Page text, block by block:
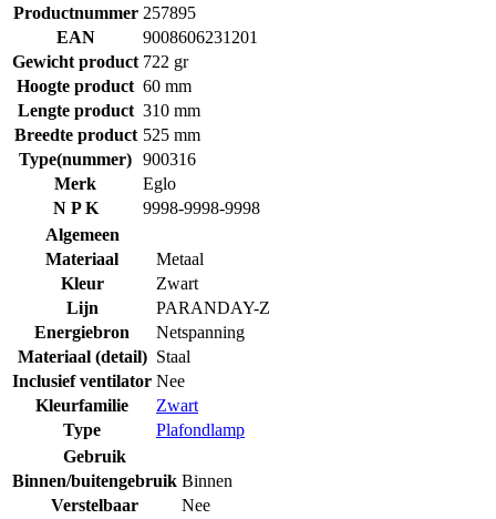
Productnummer 257895
EAN
9008606231201
Gewicht product 722 gr
Hoogte product 60 mm
Lengte product 310 mm
Breedte product 525 mm
Type(nummer) 900316
Merk
Eglo
N P K
9998-9998-9998
Algemeen
Materiaal
Metaal
Kleur
Zwart
Lijn
PARANDAY-Z
Energiebron
Netspanning
Materiaal (detail) Staal
Inclusief ventilator Nee
Kleurfamilie
Zwart
Type
Plafondlamp
Gebruik
Binnen/buitengebruik Binnen
Verstelbaar
Nee